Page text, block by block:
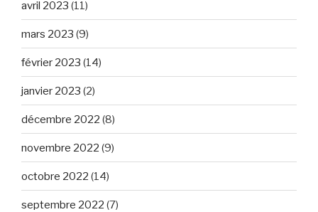
avril 2023 (11)
mars 2023 (9)
février 2023 (14)
janvier 2023 (2)
décembre 2022 (8)
novembre 2022 (9)
octobre 2022 (14)
septembre 2022 (7)